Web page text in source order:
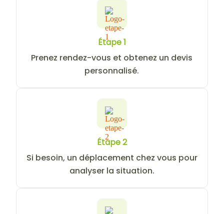
Étape 1
Prenez rendez-vous et obtenez un devis
personnalisé.
Étape 2
Si besoin, un déplacement chez vous pour
analyser la situation.